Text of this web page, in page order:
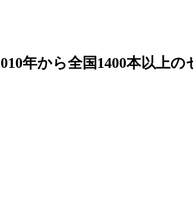
年から全国1400本以上の